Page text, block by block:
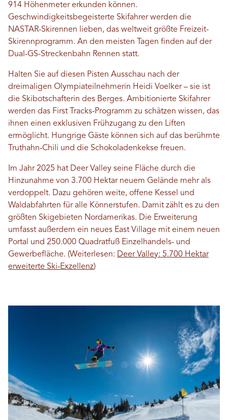
914 Höhenmeter erkunden können.
Geschwindigkeitsbegeisterte Skifahrer werden die
NASTAR-Skirennen lieben, das weltweit größte Freizeit-
Skirennprogramm. An den meisten Tagen finden auf der
Dual-GS-Streckenbahn Rennen statt.
Halten Sie auf diesen Pisten Ausschau nach der
dreimaligen Olympiateilnehmerin Heidi Voelker – sie ist
die Skibotschafterin des Berges. Ambitionierte Skifahrer
werden das First Tracks-Programm zu schätzen wissen, das
ihnen einen exklusiven Frühzugang zu den Liften
ermöglicht. Hungrige Gäste können sich auf das berühmte
Truthahn-Chili und die Schokoladenkekse freuen.
Im Jahr 2025 hat Deer Valley seine Fläche durch die
Hinzunahme von 3.700 Hektar neuem Gelände mehr als
verdoppelt. Dazu gehören weite, offene Kessel und
Waldabfahrten für alle Könnerstufen. Damit zählt es zu den
größten Skigebieten Nordamerikas. Die Erweiterung
umfasst außerdem ein neues East Village mit einem neuen
Portal und 250.000 Quadratfuß Einzelhandels- und
Gewerbefläche. (Weiterlesen: Deer Valley: 5.700 Hektar
erweiterte Ski-Exzellenz)